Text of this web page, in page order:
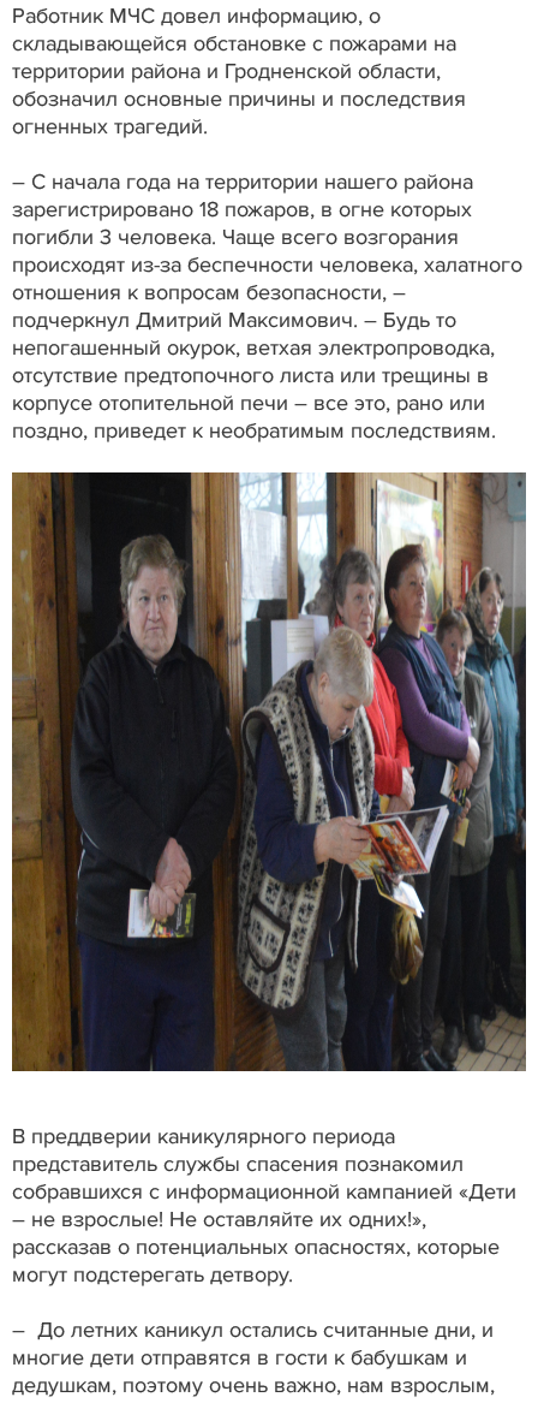
Работник МЧС довел информацию, о
складывающейся обстановке с пожарами на
территории района и Гродненской области,
обозначил основные причины и последствия
огненных трагедий.
– С начала года на территории нашего района
зарегистрировано 18 пожаров, в огне которых
погибли 3 человека. Чаще всего возгорания
происходят из-за беспечности человека, халатного
отношения к вопросам безопасности, –
подчеркнул Дмитрий Максимович. – Будь то
непогашенный окурок, ветхая электропроводка,
отсутствие предтопочного листа или трещины в
корпусе отопительной печи – все это, рано или
поздно, приведет к необратимым последствиям.
В преддверии каникулярного периода
представитель службы спасения познакомил
собравшихся с информационной кампанией «Дети
– не взрослые! Не оставляйте их одних!»,
рассказав о потенциальных опасностях, которые
могут подстерегать детвору.
– До летних каникул остались считанные дни, и
многие дети отправятся в гости к бабушкам и
дедушкам, поэтому очень важно, нам взрослым,